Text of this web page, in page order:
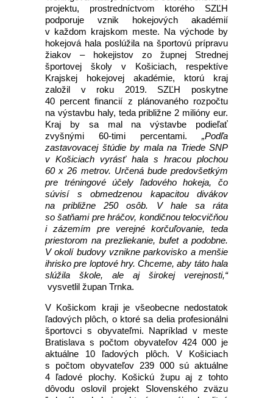
projektu, prostredníctvom ktorého SZĽH
podporuje vznik hokejových akadémií
v každom krajskom meste. Na východe by
hokejová hala poslúžila na športovú prípravu
žiakov – hokejistov zo župnej Strednej
športovej školy v Košiciach, respektíve
Krajskej hokejovej akadémie, ktorú kraj
založil v roku 2019. SZĽH poskytne
40 percent financií z plánovaného rozpočtu
na výstavbu haly, teda približne 2 milióny eur.
Kraj by sa mal na výstavbe podieľať
zvyšnými 60-timi percentami. „Podľa
zastavovacej štúdie by mala na Triede SNP
v Košiciach vyrásť hala s hracou plochou
60 x 26 metrov. Určená bude predovšetkým
pre tréningové účely ľadového hokeja, čo
súvisí s obmedzenou kapacitou divákov
na približne 250 osôb. V hale sa ráta
so šatňami pre hráčov, kondičnou telocvičňou
i zázemím pre verejné korčuľovanie, teda
priestorom na prezliekanie, bufet a podobne.
V okolí budovy vznikne parkovisko a menšie
ihrisko pre loptové hry. Chceme, aby táto hala
slúžila škole, ale aj širokej verejnosti,“
vysvetlil župan Trnka.
V Košickom kraji je všeobecne nedostatok
ľadových plôch, o ktoré sa delia profesionálni
športovci s obyvateľmi. Napríklad v meste
Bratislava s počtom obyvateľov 424 000 je
aktuálne 10 ľadových plôch. V Košiciach
s počtom obyvateľov 239 000 sú aktuálne
4 ľadové plochy. Košickú župu aj z tohto
dôvodu oslovil projekt Slovenského zväzu